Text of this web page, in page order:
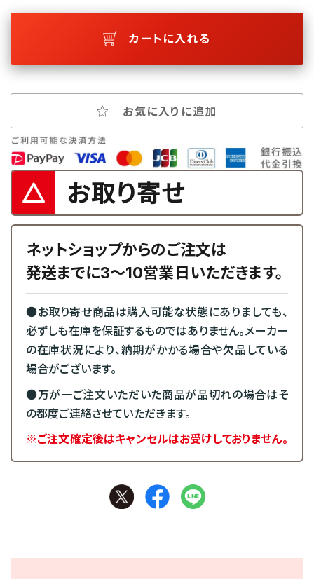
カートに入れる
お気に入りに追加
お取り寄せ
ネットショップからのご注文は
発送までに3～10営業日いただきます。
●お取り寄せ商品は購入可能な状態にありましても、
必ずしも在庫を保証するものではありません。メーカー
の在庫状況により、納期がかかる場合や欠品している
場合がございます。
●万が一ご注文いただいた商品が品切れの場合はそ
の都度ご連絡させていただきます。
※ご注文確定後はキャンセルはお受けしておりません。